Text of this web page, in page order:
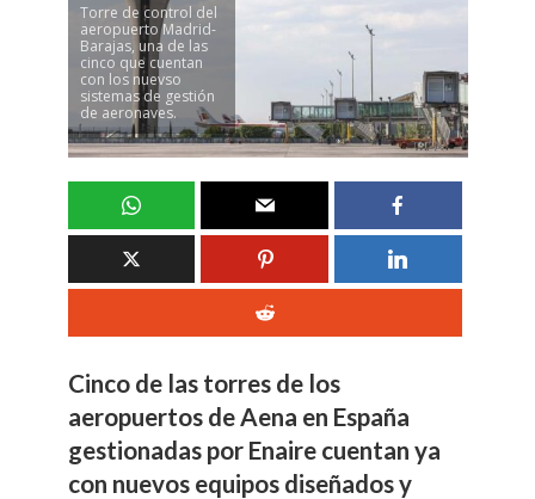
Torre de control del
aeropuerto Madrid-
Barajas, una de las
cinco que cuentan
con los nuevso
sistemas de gestión
de aeronaves.
Cinco de las torres de los
aeropuertos de Aena en España
gestionadas por Enaire cuentan ya
con nuevos equipos diseñados y